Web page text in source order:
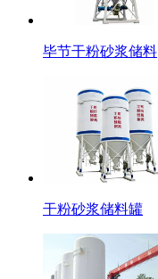
毕节干粉砂浆储料
干粉砂浆储料罐